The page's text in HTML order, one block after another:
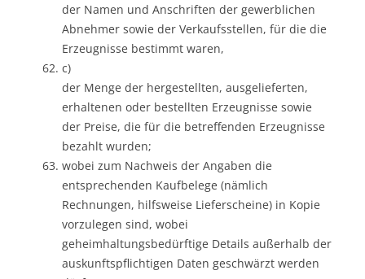
der Namen und Anschriften der gewerblichen
Abnehmer sowie der Verkaufsstellen, für die die
Erzeugnisse bestimmt waren,
c)
der Menge der hergestellten, ausgelieferten,
erhaltenen oder bestellten Erzeugnisse sowie
der Preise, die für die betreffenden Erzeugnisse
bezahlt wurden;
wobei zum Nachweis der Angaben die
entsprechenden Kaufbelege (nämlich
Rechnungen, hilfsweise Lieferscheine) in Kopie
vorzulegen sind, wobei
geheimhaltungsbedürftige Details außerhalb der
auskunftspflichtigen Daten geschwärzt werden